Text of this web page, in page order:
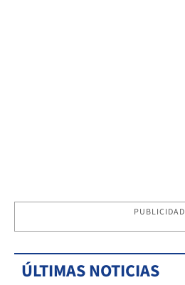
PUBLICIDAD
ÚLTIMAS NOTICIAS